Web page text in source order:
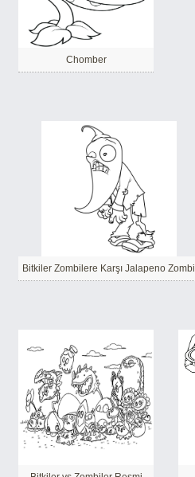
Chomber
Bitkiler Zombilere Karşı Jalapeno Zombi